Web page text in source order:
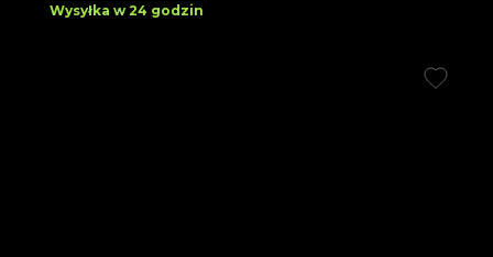
Wysyłka w 24 godzin